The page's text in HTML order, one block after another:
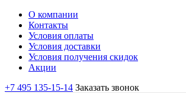
О компании
Контакты
Условия оплаты
Условия доставки
Условия получения скидок
Акции
+7 495 135-15-14 Заказать звонок